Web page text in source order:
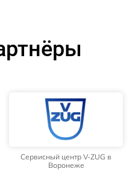
Сервисный центр V-ZUG в
Воронеже